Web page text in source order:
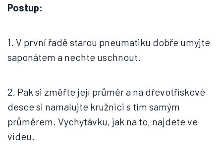
Postup:
1. V první řadě starou pneumatiku dobře umyjte
saponátem a nechte uschnout.
2. Pak si změřte její průměr a na dřevotřískové
desce si namalujte kružnici s tím samým
průměrem. Vychytávku, jak na to, najdete ve
videu.